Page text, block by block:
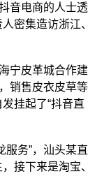
音电商的人士透
密集造访浙江、
宁皮革城合作建
销售皮衣皮草等
挂起了“抖音直
服务”，汕头某直
接下来是淘宝、